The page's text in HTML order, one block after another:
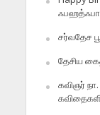
சர்வதேச
தேசிய
கவிஞர்